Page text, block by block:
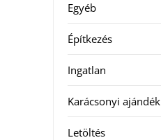
Egyéb
Építkezés
Ingatlan
Karácsonyi ajándék
Letöltés